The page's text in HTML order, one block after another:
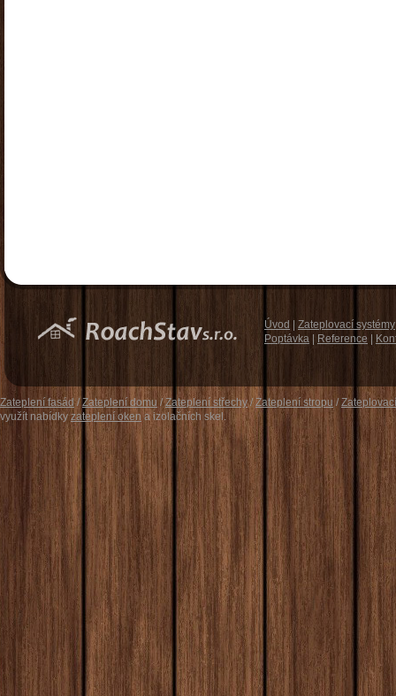
Úvod Zateplovací systémy
Poptávka
Reference
Zateplení fasád /Zateplení domu /Zateplení střechy/Zateplení stropu /
využít nabídkyzateplení oken a izolačních skel.